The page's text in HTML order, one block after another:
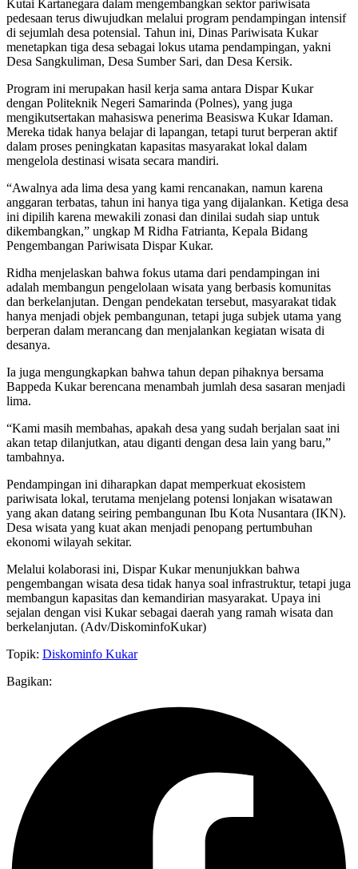
Kutai Kartanegara dalam mengembangkan sektor pariwisata
pedesaan terus diwujudkan melalui program pendampingan intensif
di sejumlah desa potensial. Tahun ini, Dinas Pariwisata Kukar
menetapkan tiga desa sebagai lokus utama pendampingan, yakni
Desa Sangkuliman, Desa Sumber Sari, dan Desa Kersik.
Program ini merupakan hasil kerja sama antara Dispar Kukar
dengan Politeknik Negeri Samarinda (Polnes), yang juga
mengikutsertakan mahasiswa penerima Beasiswa Kukar Idaman.
Mereka tidak hanya belajar di lapangan, tetapi turut berperan aktif
dalam proses peningkatan kapasitas masyarakat lokal dalam
mengelola destinasi wisata secara mandiri.
“Awalnya ada lima desa yang kami rencanakan, namun karena
anggaran terbatas, tahun ini hanya tiga yang dijalankan. Ketiga desa
ini dipilih karena mewakili zonasi dan dinilai sudah siap untuk
dikembangkan,” ungkap M Ridha Fatrianta, Kepala Bidang
Pengembangan Pariwisata Dispar Kukar.
Ridha menjelaskan bahwa fokus utama dari pendampingan ini
adalah membangun pengelolaan wisata yang berbasis komunitas
dan berkelanjutan. Dengan pendekatan tersebut, masyarakat tidak
hanya menjadi objek pembangunan, tetapi juga subjek utama yang
berperan dalam merancang dan menjalankan kegiatan wisata di
desanya.
Ia juga mengungkapkan bahwa tahun depan pihaknya bersama
Bappeda Kukar berencana menambah jumlah desa sasaran menjadi
lima.
“Kami masih membahas, apakah desa yang sudah berjalan saat ini
akan tetap dilanjutkan, atau diganti dengan desa lain yang baru,”
tambahnya.
Pendampingan ini diharapkan dapat memperkuat ekosistem
pariwisata lokal, terutama menjelang potensi lonjakan wisatawan
yang akan datang seiring pembangunan Ibu Kota Nusantara (IKN).
Desa wisata yang kuat akan menjadi penopang pertumbuhan
ekonomi wilayah sekitar.
Melalui kolaborasi ini, Dispar Kukar menunjukkan bahwa
pengembangan wisata desa tidak hanya soal infrastruktur, tetapi juga
membangun kapasitas dan kemandirian masyarakat. Upaya ini
sejalan dengan visi Kukar sebagai daerah yang ramah wisata dan
berkelanjutan. (Adv/DiskominfoKukar)
Topik: Diskominfo Kukar
Bagikan: